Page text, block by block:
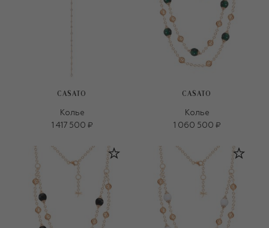
CASATO
Колье
1 417 500 ₽
CASATO
Колье
1 060 500 ₽